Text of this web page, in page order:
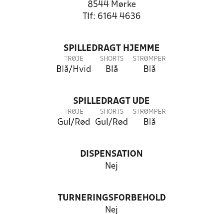
8544 Mørke
Tlf: 6164 4636
SPILLEDRAGT HJEMME
TRØJE
Blå/Hvid
SHORTS
Blå
STRØMPER
Blå
SPILLEDRAGT UDE
TRØJE
Gul/Rød
SHORTS
Gul/Rød
STRØMPER
Blå
DISPENSATION
Nej
TURNERINGSFORBEHOLD
Nej